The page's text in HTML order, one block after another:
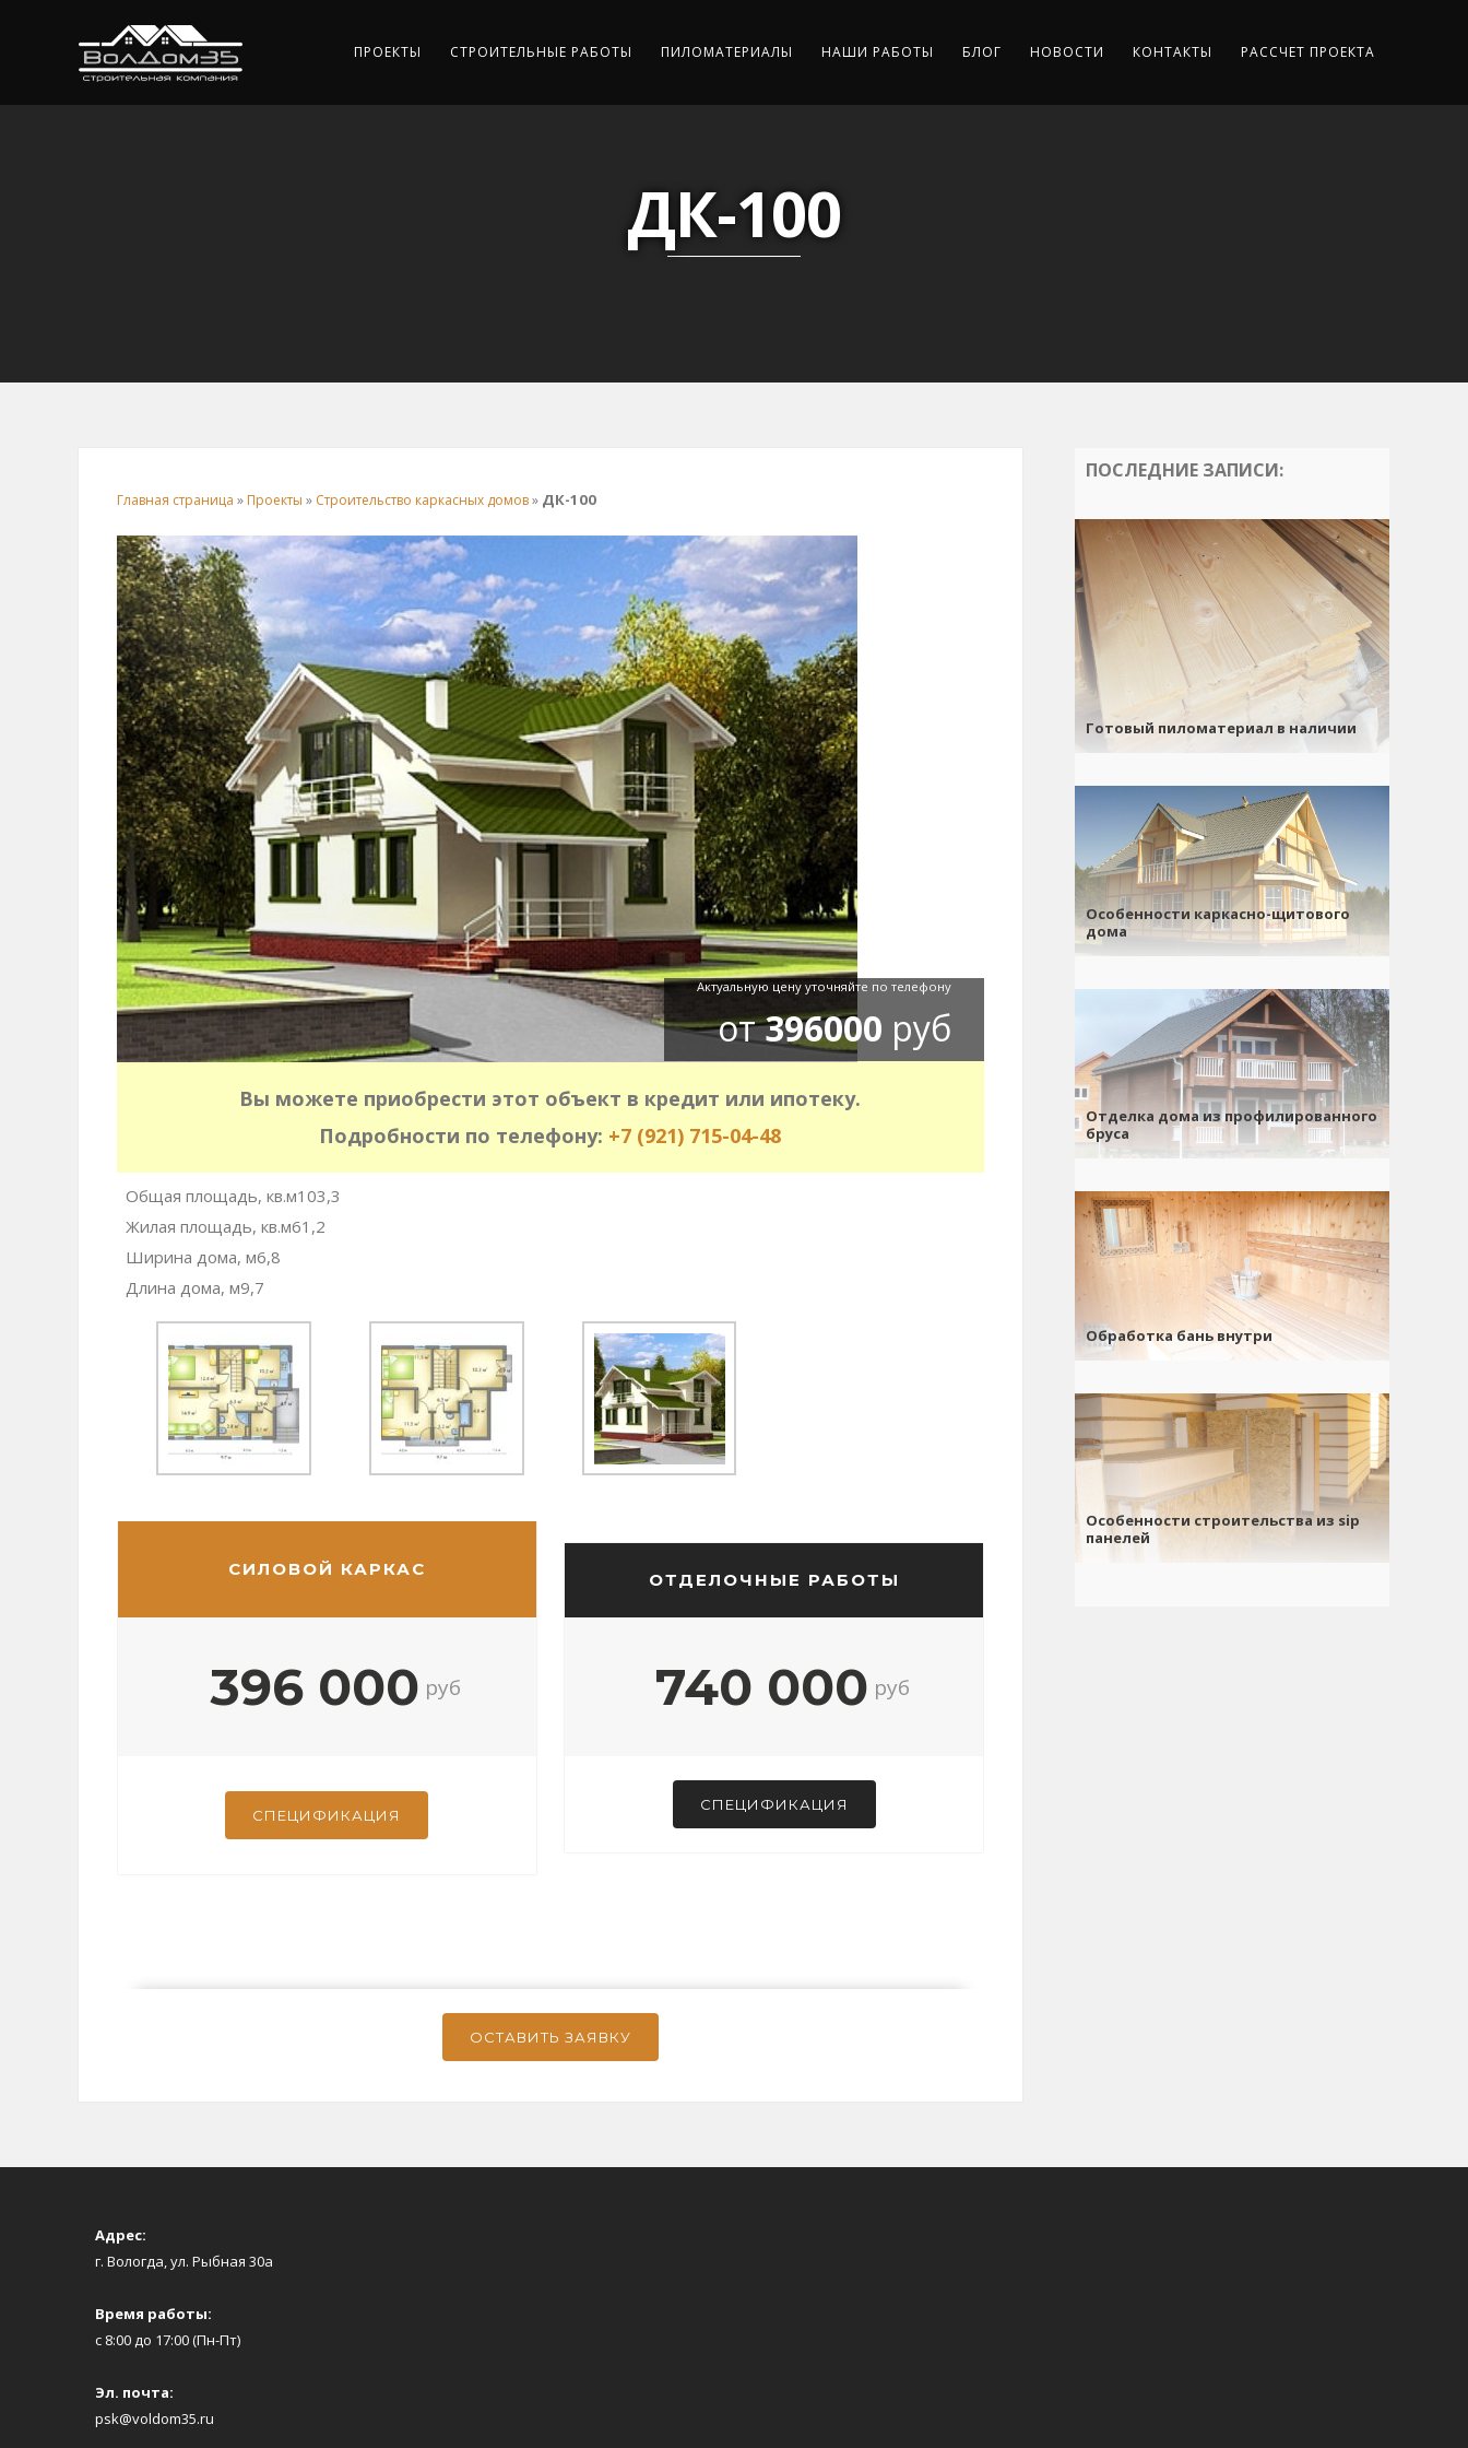
ПРОЕКТЫ СТРОИТЕЛЬНЫЕ РАБОТЫ ПИЛОМАТЕРИАЛЫ НАШИ РАБОТЫ БЛОГ НОВОСТИ КОНТАКТЫ РАССЧЕТ ПРОЕКТА
ДК-100
Главная страница » Проекты » Строительство каркасных домов» ДК-100
Актуальную цену уточняйте по телефону
от396000 руб
Вы можете приобрести этот объект в кредит или ипотеку.
Подробности по телефону: +7 (921) 715-04-48
Общая площадь, кв.м103,3
Жилая площадь, кв.м61,2
Ширина дома, м6,8
Длина дома, м9,7
СИЛОВОЙ КАРКАС
396 000 руб
СПЕЦИФИКАЦИЯ
ОТДЕЛОЧНЫЕ РАБОТЫ
740 000 руб
СПЕЦИФИКАЦИЯ
ОСТАВИТЬ ЗАЯВКУ
ПОСЛЕДНИЕ ЗАПИСИ:
Готовый пиломатериал в наличии
Особенности каркасно-щитового
дома
Отделка дома из профилированного
бруса
Обработка бань внутри
Особенности строительства из sip
панелей
Адрес:
г. Вологда, ул. Рыбная 30а
Время работы:
с 8:00 до 17:00 (Пн-Пт)
Эл. почта:
psk@voldom35.ru